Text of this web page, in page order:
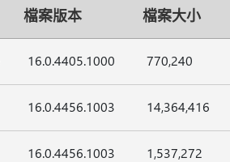
檔案版本 檔案大小
16.0.4405.1000 770,240
16.0.4456.1003 14,364,416
16.0.4456.1003 1,537,272